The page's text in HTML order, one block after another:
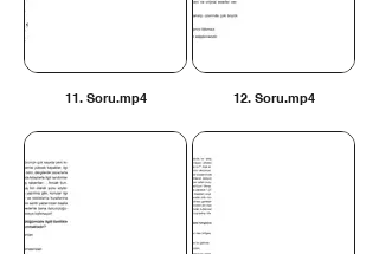
11. Soru.mp4 12. Soru.mp4